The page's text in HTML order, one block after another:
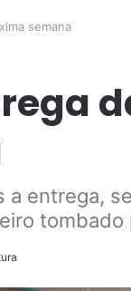
semana
a entrega,
tombado